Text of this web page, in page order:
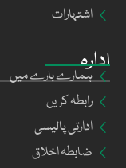
ادارہ
ہمارے بارے میں
رابطہ کریں
ادارتی پالیسی
ضابطہ اخلاق
اشتہارات